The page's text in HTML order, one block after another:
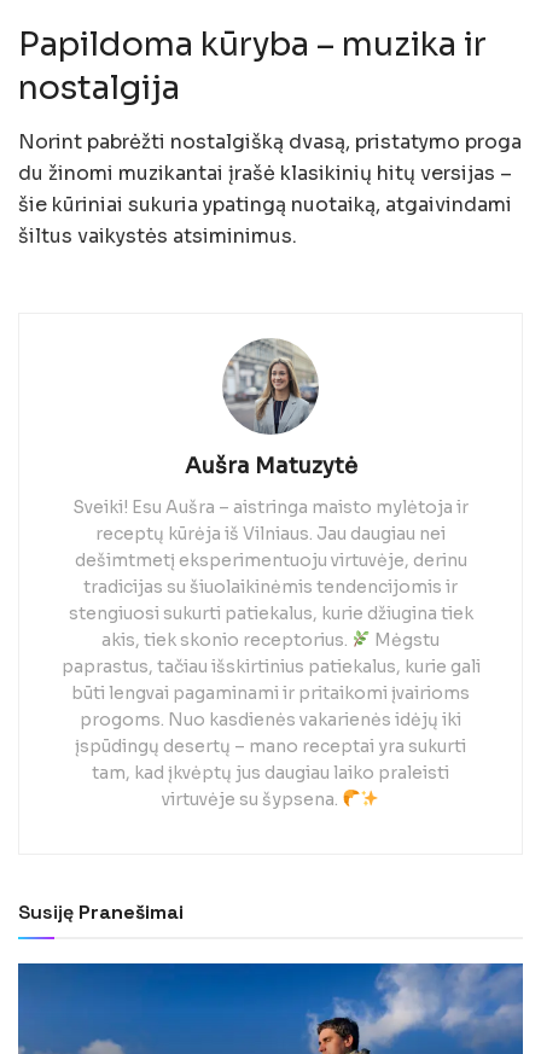
Papildoma kūryba – muzika ir
nostalgija
Norint pabrėžti nostalgišką dvasą, pristatymo proga
du žinomi muzikantai įrašė klasikinių hitų versijas –
šie kūriniai sukuria ypatingą nuotaiką, atgaivindami
šiltus vaikystės atsiminimus.
Aušra Matuzytė
Sveiki! Esu Aušra – aistringa maisto mylėtoja ir
receptų kūrėja iš Vilniaus. Jau daugiau nei
dešimtmetį eksperimentuoju virtuvėje, derinu
tradicijas su šiuolaikinėmis tendencijomis ir
stengiuosi sukurti patiekalus, kurie džiugina tiek
akis, tiek skonio receptorius.
Mėgstu
paprastus, tačiau išskirtinius patiekalus, kurie gali
būti lengvai pagaminami ir pritaikomi įvairioms
progoms. Nuo kasdienės vakarienės idėjų iki
įspūdingų desertų – mano receptai yra sukurti
tam, kad įkvėptų jus daugiau laiko praleisti
virtuvėje su šypsena.
Susiję Pranešimai